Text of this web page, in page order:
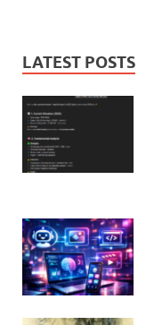
LATEST POSTS